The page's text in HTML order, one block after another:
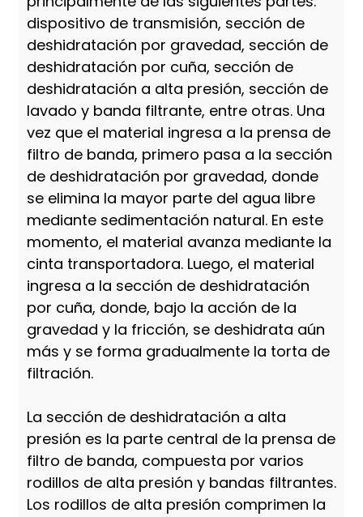
dispositivo de transmisión, sección de
deshidratación por gravedad, sección de
deshidratación por cuña, sección de
deshidratación a alta presión, sección de
lavado y banda filtrante, entre otras. Una
vez que el material ingresa a la prensa de
filtro de banda, primero pasa a la sección
de deshidratación por gravedad, donde
se elimina la mayor parte del agua libre
mediante sedimentación natural. En este
momento, el material avanza mediante la
cinta transportadora. Luego, el material
ingresa a la sección de deshidratación
por cuña, donde, bajo la acción de la
gravedad y la fricción, se deshidrata aún
más y se forma gradualmente la torta de
filtración.
La sección de deshidratación a alta
presión es la parte central de la prensa de
filtro de banda, compuesta por varios
rodillos de alta presión y bandas filtrantes.
Los rodillos de alta presión comprimen la